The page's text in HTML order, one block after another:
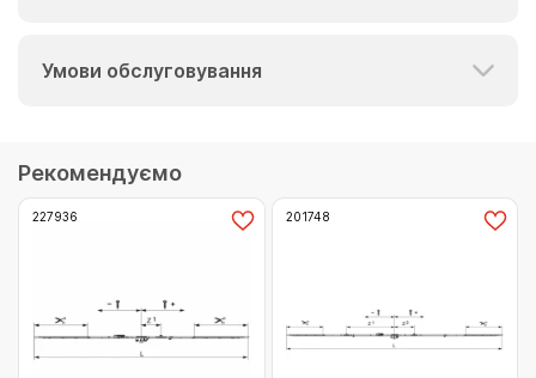
Умови обслуговування
Рекомендуємо
227936 201748